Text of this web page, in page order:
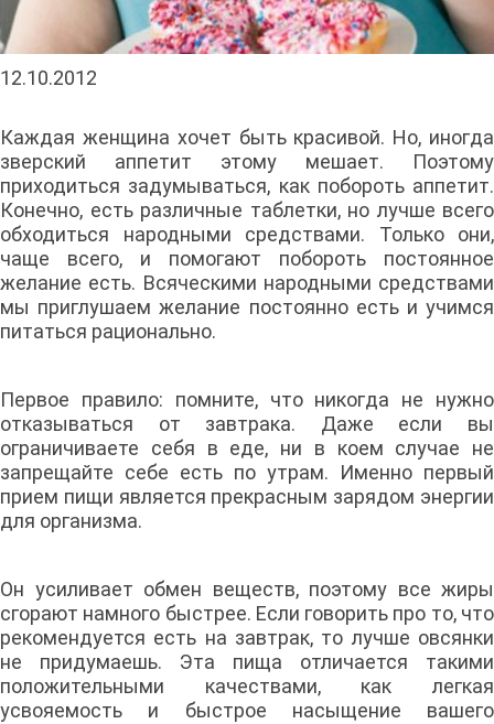
12.10.2012
Каждая женщина хочет быть красивой. Но, иногда
зверский аппетит этому мешает. Поэтому
приходиться задумываться, как побороть аппетит.
Конечно, есть различные таблетки, но лучше всего
обходиться народными средствами. Только они,
чаще всего, и помогают побороть постоянное
желание есть. Всяческими народными средствами
мы приглушаем желание постоянно есть и учимся
питаться рационально.
Первое правило: помните, что никогда не нужно
отказываться от завтрака. Даже если вы
ограничиваете себя в еде, ни в коем случае не
запрещайте себе есть по утрам. Именно первый
прием пищи является прекрасным зарядом энергии
для организма.
Он усиливает обмен веществ, поэтому все жиры
сгорают намного быстрее. Если говорить про то, что
рекомендуется есть на завтрак, то лучше овсянки
не придумаешь. Эта пища отличается такими
положительными качествами, как легкая
усвояемость и быстрое насыщение вашего